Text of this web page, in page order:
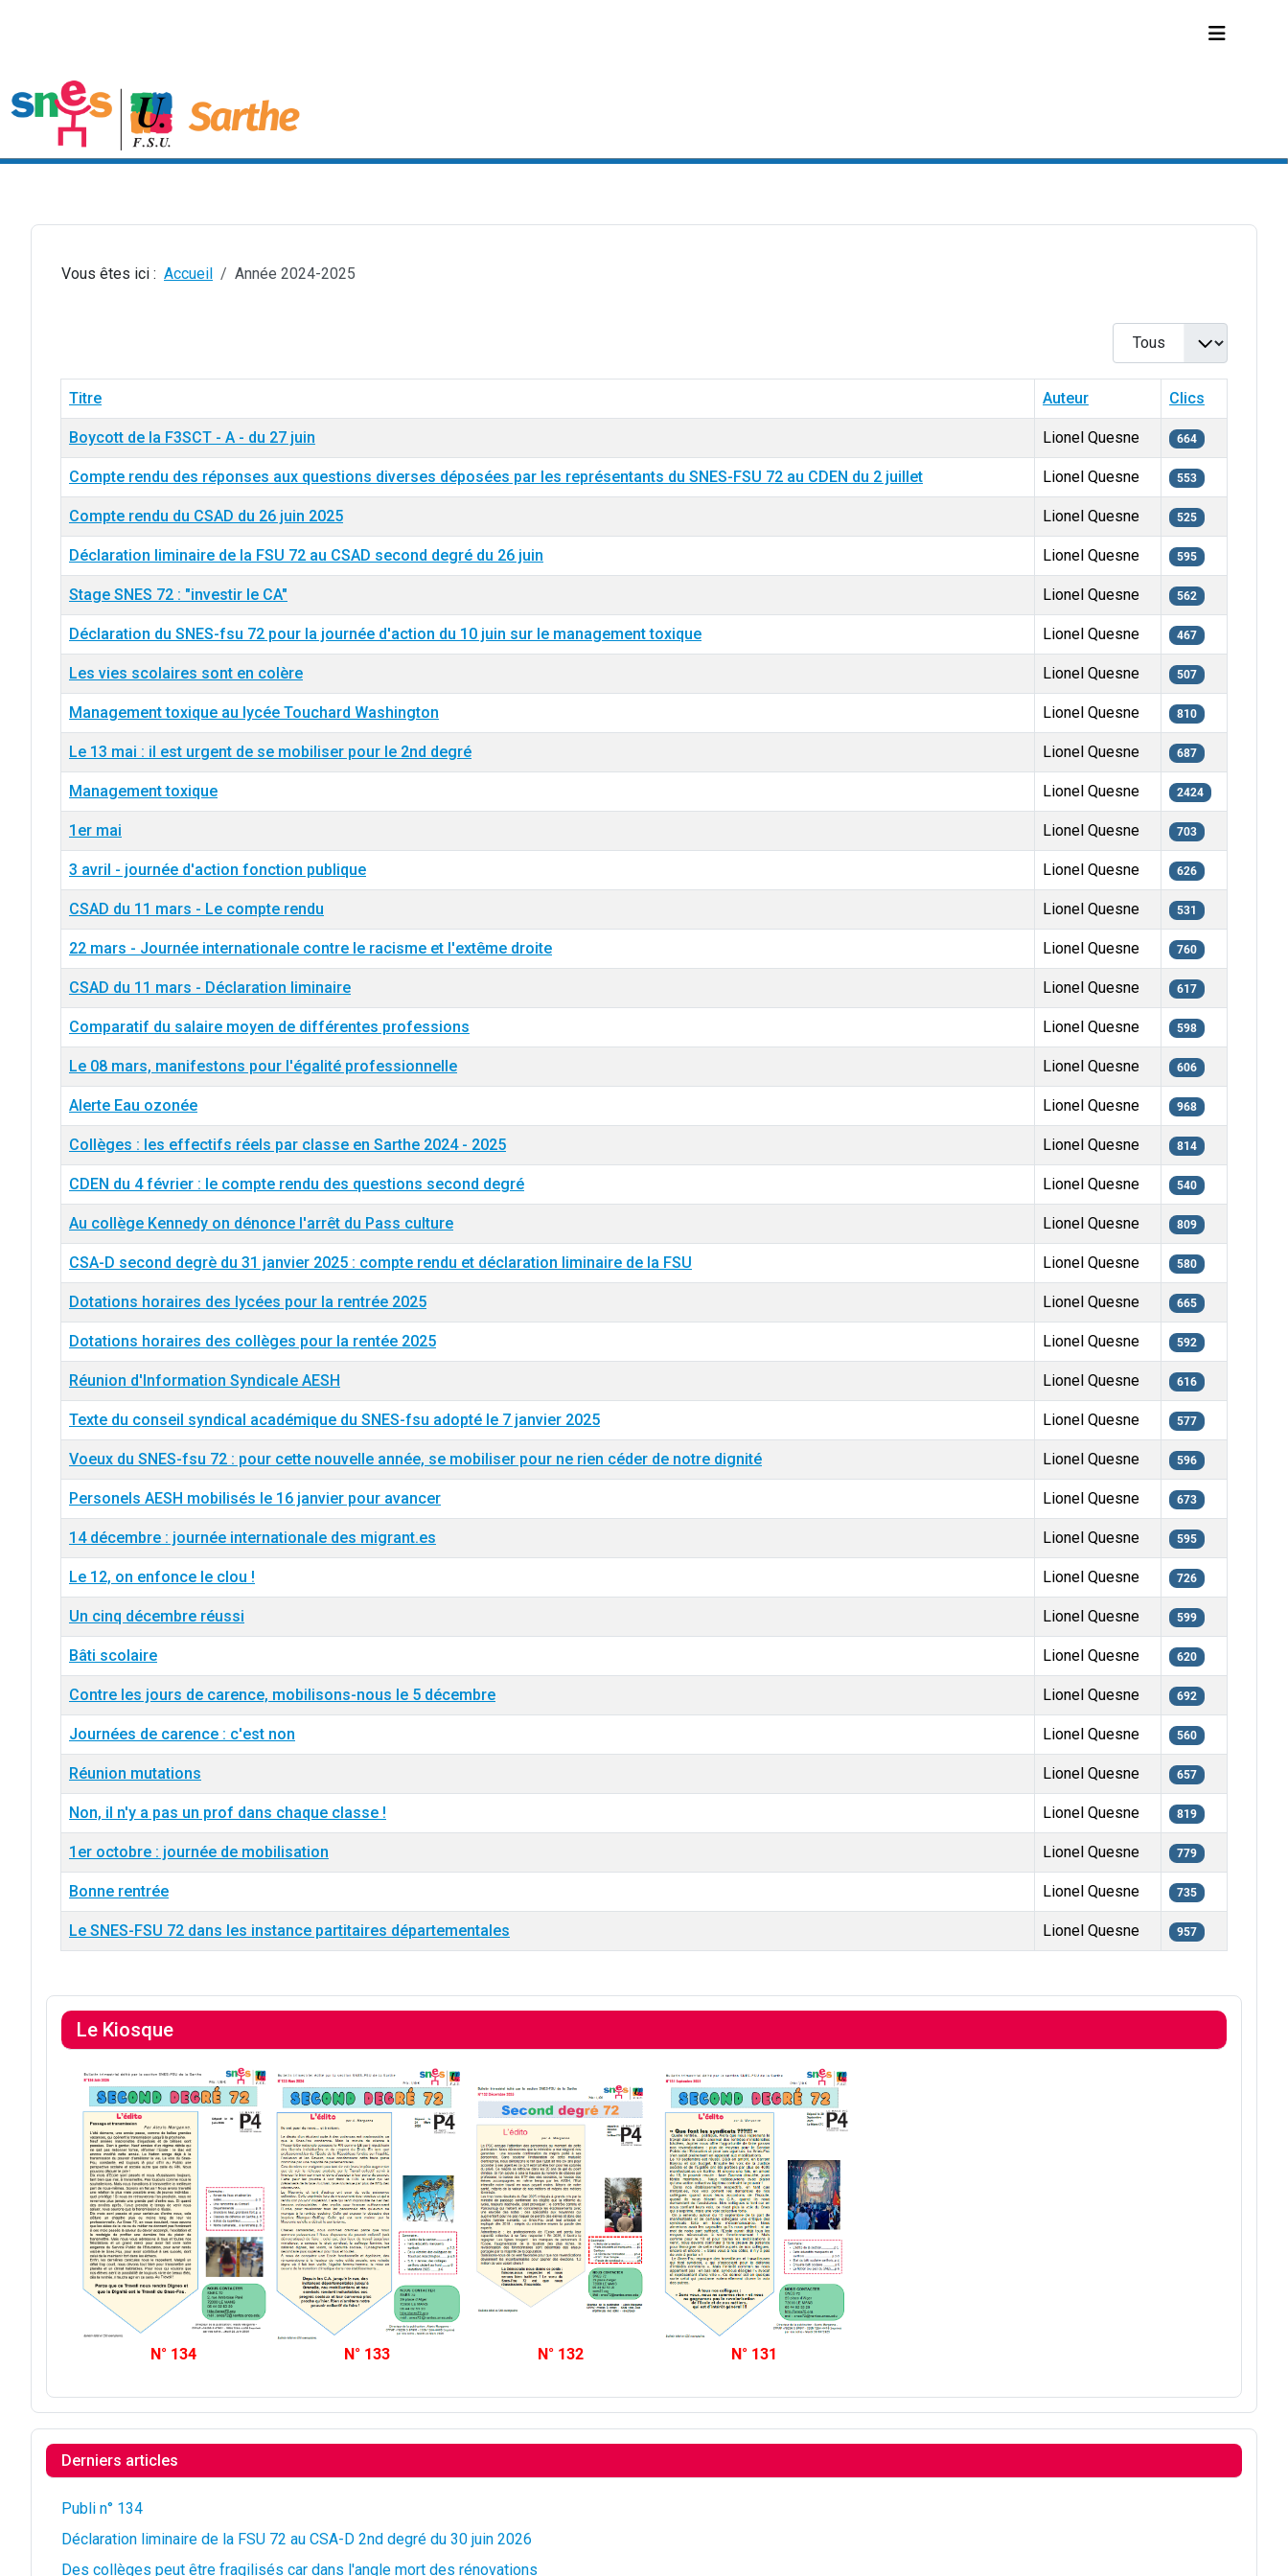
Vous êtes ici : Accueil Année 2024-2025
Afficher #
Titre Auteur Clics
Boycott de la F3SCT - A - du 27 juin Lionel Quesne 664
Compte rendu des réponses aux questions diverses déposées par les représentants du SNES-FSU 72 au CDEN du 2 juillet Lionel Quesne 553
Compte rendu du CSAD du 26 juin 2025 Lionel Quesne 525
Déclaration liminaire de la FSU 72 au CSAD second degré du 26 juin Lionel Quesne 595
Stage SNES 72 : "investir le CA" Lionel Quesne 562
Déclaration du SNES-fsu 72 pour la journée d'action du 10 juin sur le management toxique Lionel Quesne 467
Les vies scolaires sont en colère Lionel Quesne 507
Management toxique au lycée Touchard Washington Lionel Quesne 810
Le 13 mai : il est urgent de se mobiliser pour le 2nd degré Lionel Quesne 687
Management toxique Lionel Quesne 2424
1er mai Lionel Quesne 703
3 avril - journée d'action fonction publique Lionel Quesne 626
CSAD du 11 mars - Le compte rendu Lionel Quesne 531
22 mars - Journée internationale contre le racisme et l'extême droite Lionel Quesne 760
CSAD du 11 mars - Déclaration liminaire Lionel Quesne 617
Comparatif du salaire moyen de différentes professions Lionel Quesne 598
Le 08 mars, manifestons pour l'égalité professionnelle Lionel Quesne 606
Alerte Eau ozonée Lionel Quesne 968
Collèges : les effectifs réels par classe en Sarthe 2024 - 2025 Lionel Quesne 814
CDEN du 4 février : le compte rendu des questions second degré Lionel Quesne 540
Au collège Kennedy on dénonce l'arrêt du Pass culture Lionel Quesne 809
CSA-D second degrè du 31 janvier 2025 : compte rendu et déclaration liminaire de la FSU Lionel Quesne 580
Dotations horaires des lycées pour la rentrée 2025 Lionel Quesne 665
Dotations horaires des collèges pour la rentée 2025 Lionel Quesne 592
Réunion d'Information Syndicale AESH Lionel Quesne 616
Texte du conseil syndical académique du SNES-fsu adopté le 7 janvier 2025 Lionel Quesne 577
Voeux du SNES-fsu 72 : pour cette nouvelle année, se mobiliser pour ne rien céder de notre dignité Lionel Quesne 596
Personels AESH mobilisés le 16 janvier pour avancer Lionel Quesne 673
14 décembre : journée internationale des migrant.es Lionel Quesne 595
Le 12, on enfonce le clou ! Lionel Quesne 726
Un cinq décembre réussi Lionel Quesne 599
Bâti scolaire Lionel Quesne 620
Contre les jours de carence, mobilisons-nous le 5 décembre Lionel Quesne 692
Journées de carence : c'est non Lionel Quesne 560
Réunion mutations Lionel Quesne 657
Non, il n'y a pas un prof dans chaque classe ! Lionel Quesne 819
1er octobre : journée de mobilisation Lionel Quesne 779
Bonne rentrée Lionel Quesne 735
Le SNES-FSU 72 dans les instance partitaires départementales Lionel Quesne 957
Le Kiosque
N° 134 N° 133 N° 132 N° 131
Derniers articles
Publi n° 134
Déclaration liminaire de la FSU 72 au CSA-D 2nd degré du 30 juin 2026
Des collèges peut être fragilisés car dans l'angle mort des rénovations